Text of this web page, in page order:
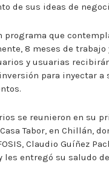
de sus ideas de
programa que
8 meses de
y usuarias
para inyectar a
se reunieron en su
Tabor, en Chillán,
Claudio Guíñez
les entregó su saludo